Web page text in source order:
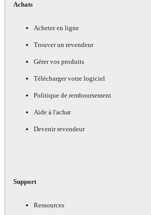
Achats
Acheter en ligne
Trouver un revendeur
Gérer vos produits
Télécharger votre logiciel
Politique de remboursement
Aide à l'achat
Devenir revendeur
Support
Ressources